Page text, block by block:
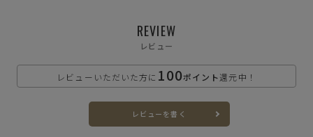
在庫切れ —
LL(24.5-25.0cm)
REVIEW
レビュー
レビューいただいた方に 100ポイント還元中！
レビューを書く